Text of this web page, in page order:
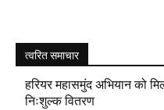
त्वरित समाचार
हरियर महासमुंद अभियान को
निःशुल्क वितरण